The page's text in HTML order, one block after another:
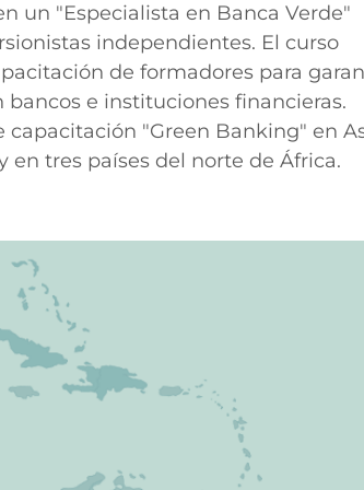
un "Especialista en Banca Verde"
independientes. El curso
de formadores para
e instituciones financieras.
"Green Banking" en
tres países del norte de África.